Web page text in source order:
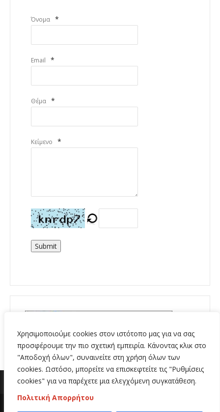
Χρησιμοποιούμε cookies στον ιστότοπο μας για να σας
προσφέρουμε την πιο σχετική εμπειρία. Κάνοντας κλικ στο
"Αποδοχή όλων", συναινείτε στη χρήση όλων των
cookies. Ωστόσο, μπορείτε να επισκεφτείτε τις "Ρυθμίσεις
cookies" για να παρέχετε μια ελεγχόμενη συγκατάθεση.
Πολιτική Απορρήτου
Όνομα *
Email *
Θέμα *
Κείμενο *
Submit